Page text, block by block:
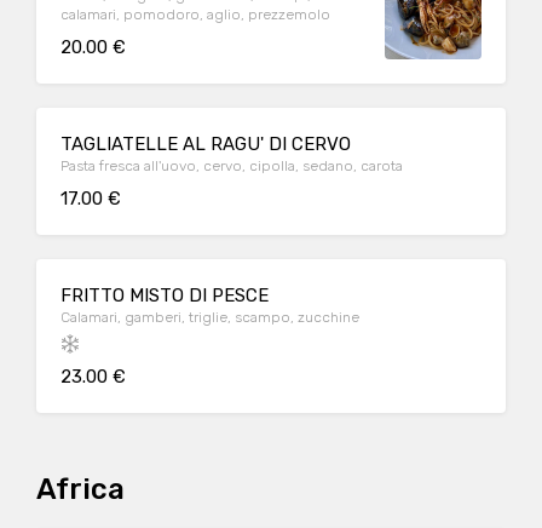
calamari, pomodoro, aglio, prezzemolo
20.00 €
TAGLIATELLE AL RAGU' DI CERVO
Pasta fresca all'uovo, cervo, cipolla, sedano, carota
17.00 €
FRITTO MISTO DI PESCE
Calamari, gamberi, triglie, scampo, zucchine
23.00 €
Africa